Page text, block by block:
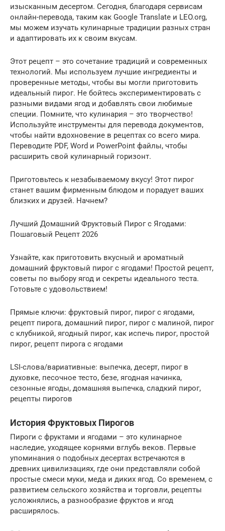
изысканным десертом. Сегодня, благодаря сервисам
онлайн-перевода, таким как Google Translate и LEO.org,
мы можем изучать кулинарные традиции разных стран
и адаптировать их к своим вкусам.
Этот рецепт – это сочетание традиций и современных
технологий. Мы используем лучшие ингредиенты и
проверенные методы, чтобы вы могли приготовить
идеальный пирог. Не бойтесь экспериментировать с
разными видами ягод и добавлять свои любимые
специи. Помните, что кулинария – это творчество!
Используйте инструменты для перевода документов,
чтобы найти вдохновение в рецептах со всего мира.
Переводите PDF, Word и PowerPoint файлы, чтобы
расширить свой кулинарный горизонт.
Приготовьтесь к незабываемому вкусу! Этот пирог
станет вашим фирменным блюдом и порадует ваших
близких и друзей. Начнем?
Лучший Домашний Фруктовый Пирог с Ягодами:
Пошаговый Рецепт 2026
Узнайте, как приготовить вкусный и ароматный
домашний фруктовый пирог с ягодами! Простой рецепт,
советы по выбору ягод и секреты идеального теста.
Готовьте с удовольствием!
Прямые ключи: фруктовый пирог, пирог с ягодами,
рецепт пирога, домашний пирог, пирог с малиной, пирог
с клубникой, ягодный пирог, как испечь пирог, простой
пирог, рецепт пирога с ягодами
LSI-слова/вариативные: выпечка, десерт, пирог в
духовке, песочное тесто, безе, ягодная начинка,
сезонные ягоды, домашняя выпечка, сладкий пирог,
рецепты пирогов
История Фруктовых Пирогов
Пироги с фруктами и ягодами – это кулинарное
наследие, уходящее корнями вглубь веков. Первые
упоминания о подобных десертах встречаются в
древних цивилизациях, где они представляли собой
простые смеси муки, меда и диких ягод. Со временем, с
развитием сельского хозяйства и торговли, рецепты
усложнялись, а разнообразие фруктов и ягод
расширялось.